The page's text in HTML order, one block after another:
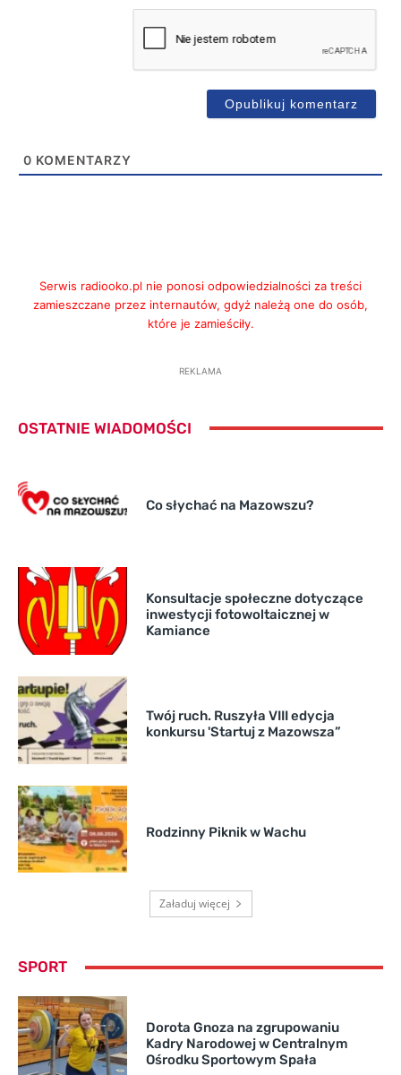
0 KOMENTARZY
Serwis radiooko.pl nie ponosi odpowiedzialności za treści
zamieszczane przez internautów, gdyż należą one do osób,
które je zamieściły.
REKLAMA
OSTATNIE WIADOMOŚCI
Co słychać na Mazowszu?
Konsultacje społeczne dotyczące
inwestycji fotowoltaicznej w
Kamiance
Twój ruch. Ruszyła VIII edycja
konkursu 'Startuj z Mazowsza”
Rodzinny Piknik w Wachu
Załaduj więcej
SPORT
Dorota Gnoza na zgrupowaniu
Kadry Narodowej w Centralnym
Ośrodku Sportowym Spała